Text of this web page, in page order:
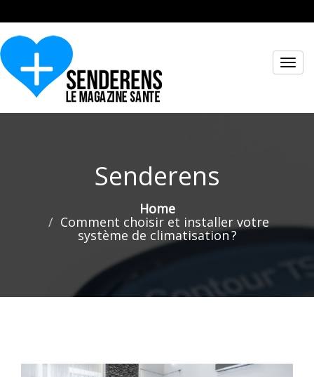
Senderens
Home
Comment choisir et installer votre
système de climatisation ?